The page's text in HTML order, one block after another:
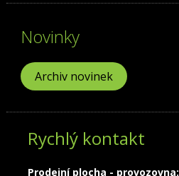
Novinky
Archiv novinek
Rychlý kontakt
Prodejní plocha - provozovna: